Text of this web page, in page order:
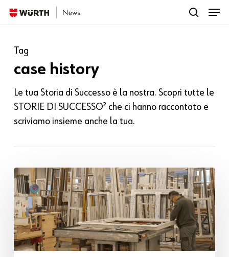
Skip
content
Menu
Tag
case history
Le tua Storia di Successo è la nostra. Scopri tutte le
STORIE DI SUCCESSO² che ci hanno raccontato e
scriviamo insieme anche la tua.